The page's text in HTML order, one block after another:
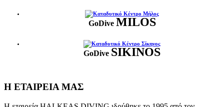
GoDive MILOS
GoDive SIKINOS
Η ΕΤΑΙΡΕΙΑ ΜΑΣ